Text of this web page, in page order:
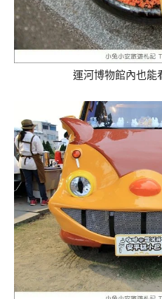
運河博物館內也能